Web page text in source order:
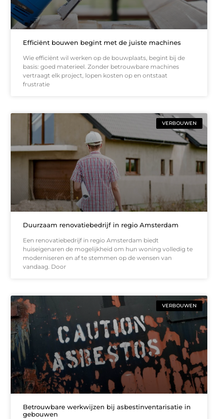
Efficiënt bouwen begint met de juiste machines
Wie efficiënt wil werken op de bouwplaats, begint bij de
basis: goed materieel. Zonder betrouwbare machines
vertraagt elk project, lopen kosten op en ontstaat
frustratie
VERBOUWEN
Duurzaam renovatiebedrijf in regio Amsterdam
Een renovatiebedrijf in regio Amsterdam biedt
huiseigenaren de mogelijkheid om hun woning volledig te
moderniseren en af te stemmen op de wensen van
vandaag. Door
VERBOUWEN
Betrouwbare werkwijzen bij asbestinventarisatie in
gebouwen